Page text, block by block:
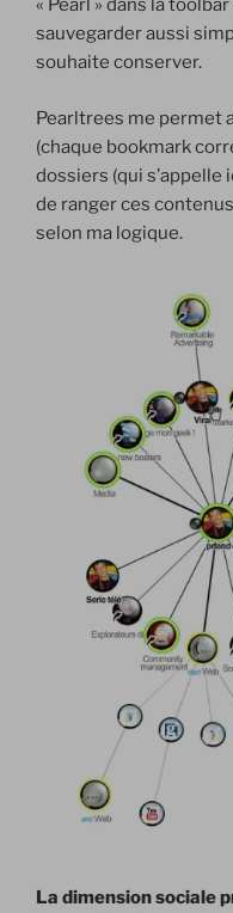
« Pearl » dans la
sauvegarder aussi
souhaite conserver.
Pearltrees me permet
(chaque bookmark
dossiers (qui s’appelle
de ranger ces
selon ma logique.
La dimension sociale